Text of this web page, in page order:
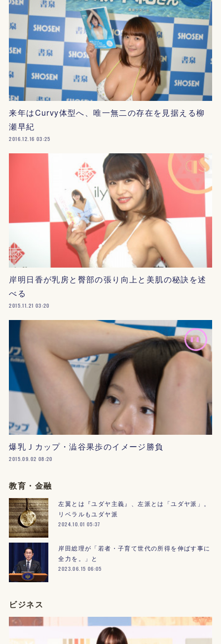
来年はCurvy体型へ、唯一無二の存在を見据える柳
瀬早紀
2016.12.16 03:25
岸明日香が乳房と臀部の張り向上と美肌の秘訣を述
べる
2015.11.21 03:20
爆乳Ｊカップ・澁谷果歩のイメージ勝負
2015.09.02 08:20
教育・金融
左翼とは『ユダヤ主義』、左派とは「ユダヤ派」。
リベラルもユダヤ派
2024.10.01 05:37
岸田総理が「若者・子育て世代の所得を伸ばす事に
全力を。」と
2023.06.15 06:05
ビジネス